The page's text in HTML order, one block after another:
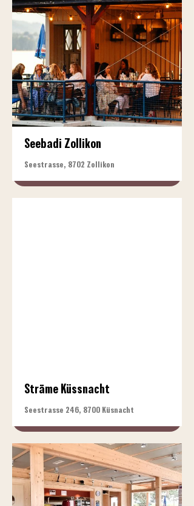
Seebadi Zollikon
Seestrasse, 8702 Zollikon
Sträme Küssnacht
Seestrasse 246, 8700 Küsnacht